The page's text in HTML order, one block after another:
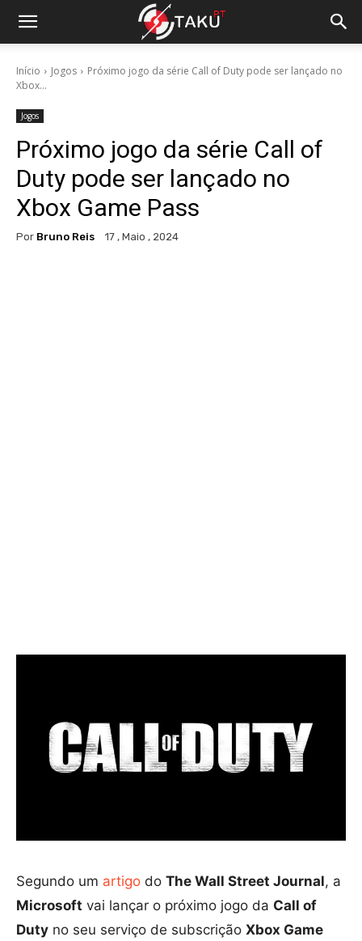
Início Jogos
Próximo jogo da série Call of Duty pode ser lançado no
Xbox...
Jogos
Próximo jogo da série Call of
Duty pode ser lançado no
Xbox Game Pass
Por Bruno Reis 17 , Maio , 2024
Segundo um artigo do The Wall Street Journal, a
Microsoft vai lançar o próximo jogo da Call of
Duty no seu serviço de subscrição Xbox Game